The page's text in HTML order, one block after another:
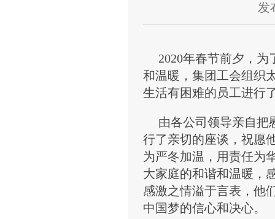
发
2020年春节前夕，为
和温暖，集团工会组织
生活有困难的员工进行
由各公司领导亲自把
行了亲切的座谈，祝愿
为严冬加温，用责任为
大家庭的和谐和温暖，
感激之情溢于言表，他
中国梦的信心和决心。